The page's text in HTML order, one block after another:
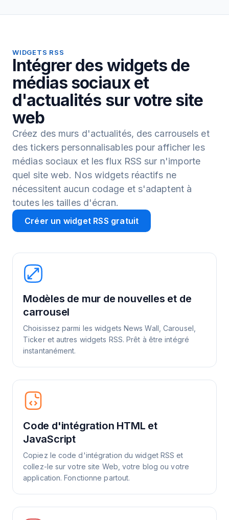
WIDGETS RSS
Intégrer des widgets de
médias sociaux et
d'actualités sur votre site
web
Créez des murs d'actualités, des carrousels et
des tickers personnalisables pour afficher les
médias sociaux et les flux RSS sur n'importe
quel site web. Nos widgets réactifs ne
nécessitent aucun codage et s'adaptent à
toutes les tailles d'écran.
Créer un widget RSS gratuit
Modèles de mur de nouvelles et de
carrousel
Choisissez parmi les widgets News Wall, Carousel,
Ticker et autres widgets RSS. Prêt à être intégré
instantanément.
Code d'intégration HTML et
JavaScript
Copiez le code d'intégration du widget RSS et
collez-le sur votre site Web, votre blog ou votre
application. Fonctionne partout.